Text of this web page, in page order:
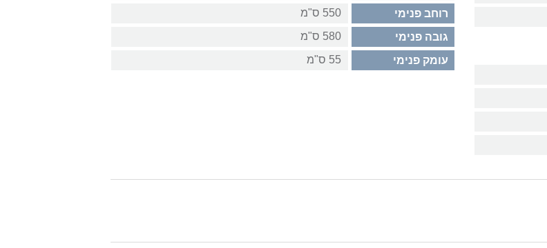
רוחב פנימי 550 ס"מ
גובה פנימי 580 ס"מ
עומק פנימי 55 ס"מ